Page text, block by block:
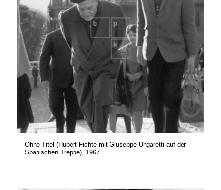
Ohne Titel (Hubert Fichte mit Giuseppe Ungaretti auf der
Spanischen Treppe), 1967